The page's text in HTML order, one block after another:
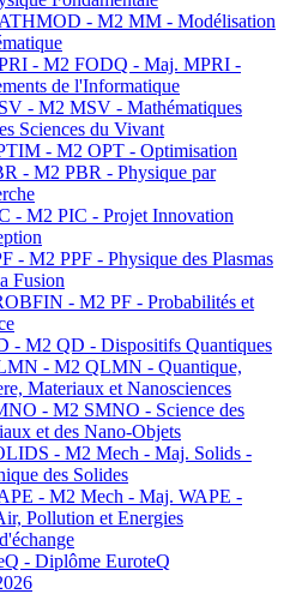
- M2 MM - Modélisation
- M2 FODQ - Maj. MPRI -
de l'Informatique
- M2 MSV - Mathématiques
Sciences du Vivant
- M2 OPT - Optimisation
- M2 PBR - Physique par
- M2 PIC - Projet Innovation
- M2 PPF - Physique des Plasmas
Fusion
- M2 PF - Probabilités et
- M2 QD - Dispositifs Quantiques
- M2 QLMN - Quantique,
Materiaux et Nanosciences
- M2 SMNO - Science des
et des Nano-Objets
- M2 Mech - Maj. Solids -
des Solides
- M2 Mech - Maj. WAPE -
Pollution et Energies
- Diplôme EuroteQ